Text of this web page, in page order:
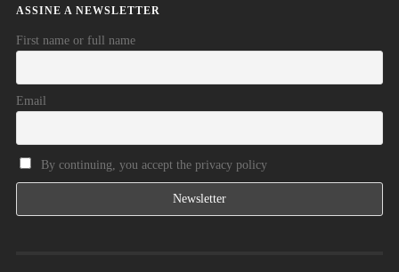
ASSINE A NEWSLETTER
First name or full name
Email
By continuing, you accept the privacy policy